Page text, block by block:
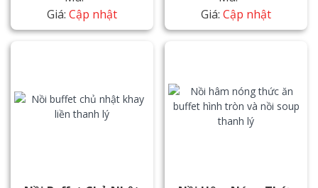
Giá: Cập nhật
Giá: Cập nhật